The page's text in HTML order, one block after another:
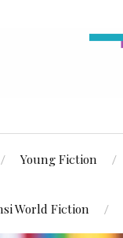
Young Fiction
World Fiction